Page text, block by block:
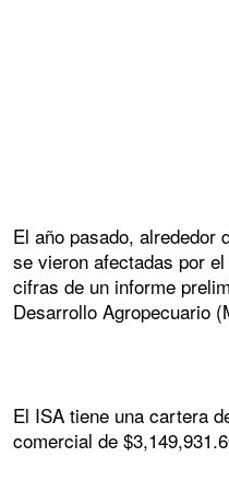
El año pasado, alrededor
se vieron afectadas por
cifras de un informe
Desarrollo Agropecuario
El ISA tiene una cartera
comercial de